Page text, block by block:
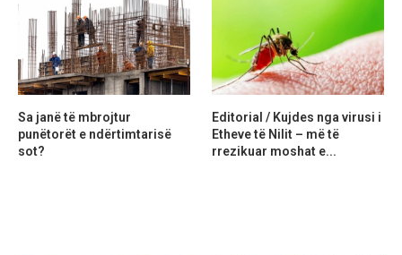
Sa janë të mbrojtur
punëtorët e ndërtimtarisë
sot?
Editorial / Kujdes nga virusi i
Etheve të Nilit – më të
rrezikuar moshat e...